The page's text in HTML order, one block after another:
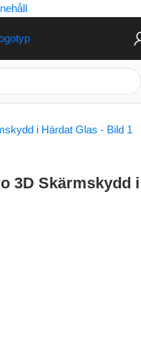
3D Skärmskydd i